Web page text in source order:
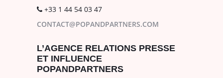
+33 1 44 54 03 47
CONTACT@POPANDPARTNERS.COM
L’AGENCE RELATIONS PRESSE
ET INFLUENCE
POPANDPARTNERS